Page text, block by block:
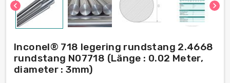
chevron_left chevron_right
Inconel® 718 legering rundstang 2.4668
rundstang N07718 (Länge : 0.02 Meter,
diameter : 3mm)